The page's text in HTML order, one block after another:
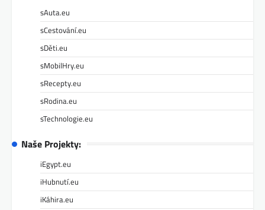
sAuta.eu
sCestování.eu
sDěti.eu
sMobilHry.eu
sRecepty.eu
sRodina.eu
sTechnologie.eu
Naše Projekty:
iEgypt.eu
iHubnutí.eu
iKáhira.eu